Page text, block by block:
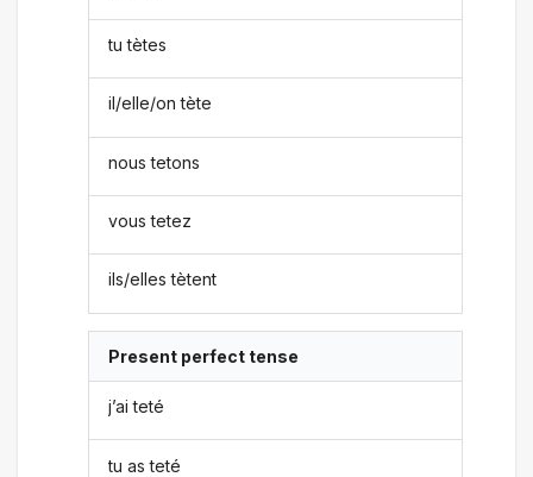
tu tètes
il/elle/on tète
nous tetons
vous tetez
ils/elles tètent
Present perfect tense
j’ai teté
tu as teté